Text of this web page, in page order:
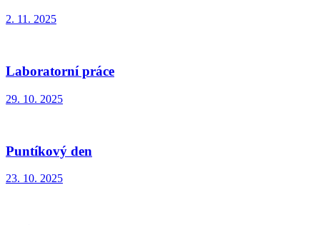
2. 11. 2025
Laboratorní práce
29. 10. 2025
Puntíkový den
23. 10. 2025